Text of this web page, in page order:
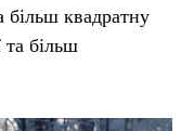
більш квадратну
та більш